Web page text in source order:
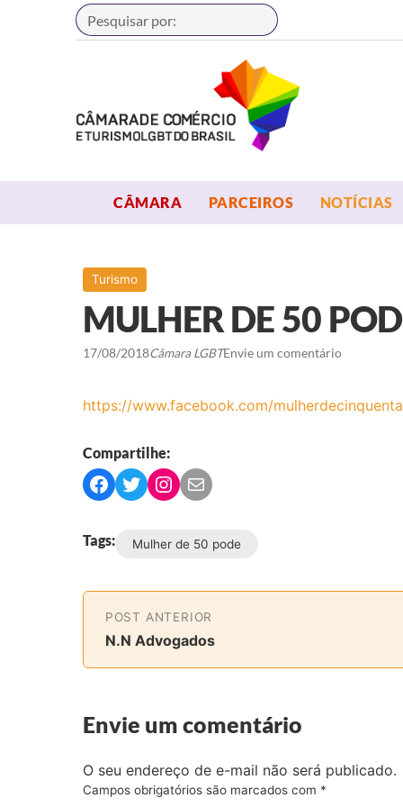
Buscar
CÂMARA OPEN MENU
PARCEIROS OPEN MENU
NOTÍCIAS
Turismo
MULHER DE 50
17/08/2018Câmara LGBTEnvie um comentário
https://www.facebook.com/
Compartilhe:
C
p
r
t
i
r
o
F
C
p
r
t
i
r
o
T
C
p
r
t
i
r
o
I
C
p
r
t
i
r
i
a
Tags: Mulher de 50 pode
POST ANTERIOR
N.N Advogados
Envie um comentário
O seu endereço de e-mail não será publicado.
Campos obrigatórios são marcados com *